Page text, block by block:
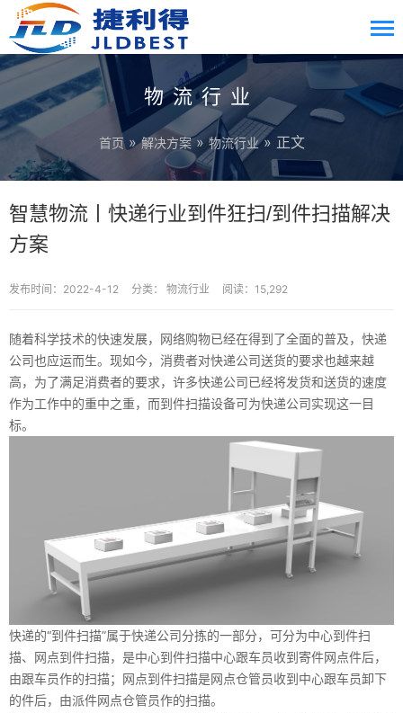
物流行业
首页 »解决方案» 物流行业» 正文
智慧物流丨快递行业到件狂扫/到件扫描解决
方案
发布时间：2022-4-12 分类： 物流行业 阅读：15,292
随着科学技术的快速发展，网络购物已经在得到了全面的普及，快递
公司也应运而生。现如今，消费者对快递公司送货的要求也越来越
高，为了满足消费者的要求，许多快递公司已经将发货和送货的速度
作为工作中的重中之重，而到件扫描设备可为快递公司实现这一目
标。
快递的“到件扫描”属于快递公司分拣的一部分，可分为中心到件扫
描、网点到件扫描，是中心到件扫描中心跟车员收到寄件网点件后，
由跟车员作的扫描；网点到件扫描是网点仓管员收到中心跟车员卸下
的件后，由派件网点仓管员作的扫描。